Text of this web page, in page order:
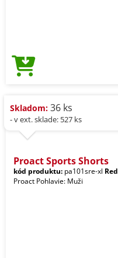
Skladom: 36 ks
- v ext. sklade: 527 ks
Proact Sports Shorts
kód produktu: pa101sre-xl Red
Proact Pohlavie: Muži